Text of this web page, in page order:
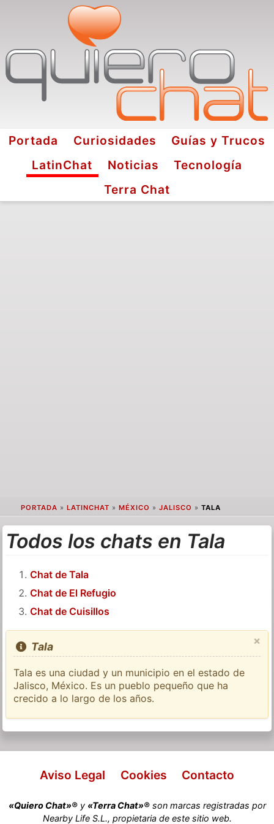
Portada Curiosidades
Guías y Trucos
LatinChat
Noticias
Tecnología
Terra Chat
PORTADA » LATINCHAT » MÉXICO » JALISCO » TALA
Todos los chats en Tala
Chat de Tala
Chat de El Refugio
Chat de Cuisillos
×
Tala
Tala es una ciudad y un municipio en el estado de
Jalisco, México. Es un pueblo pequeño que ha
crecido a lo largo de los años.
Aviso Legal Cookies Contacto
«Quiero Chat»®y «Terra Chat»®son marcas registradas por
Nearby Life S.L., propietaria de este sitio web.